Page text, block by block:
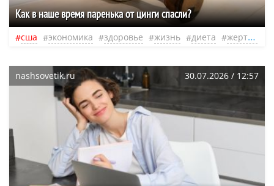
Как в наше время паренька от цинги спасли?
сша экономика здоровье жизнь диета жертва
nashsovetik.ru 30.07.2026 / 12:57